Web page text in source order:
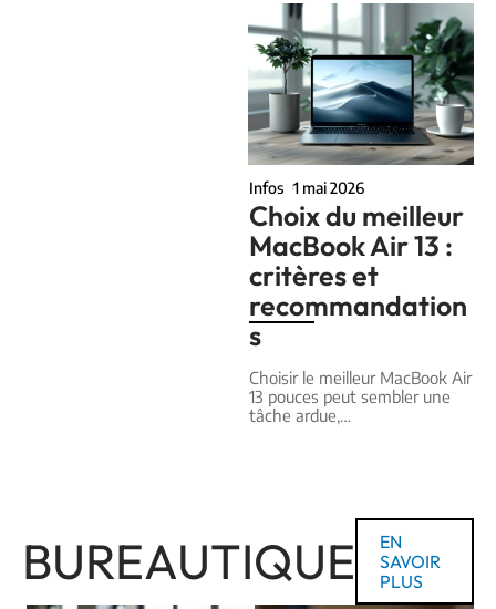
Infos 1 mai 2026
Choix du meilleur
MacBook Air 13 :
critères et
recommandation
s
Choisir le meilleur MacBook Air
13 pouces peut sembler une
tâche ardue,
BUREAUTIQUE
EN
SAVOIR
PLUS